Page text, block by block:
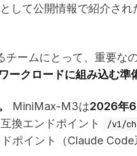
して公開情報で紹介さ
ームにとって、重要な
ークロードに組み込む準
MiniMax-M3は2026年6
換エンドポイント
/v1/
ポイント（Claude